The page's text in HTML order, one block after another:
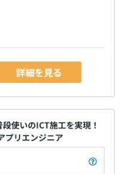
詳細を見る
使いのICT施工を実現！
プリエンジニア